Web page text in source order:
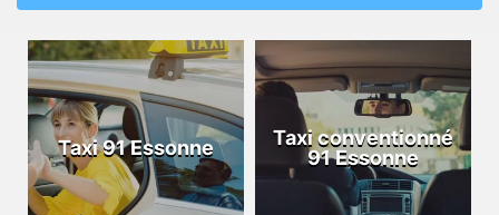
Taxi 91 Essonne
Taxi conventionné
91 Essonne